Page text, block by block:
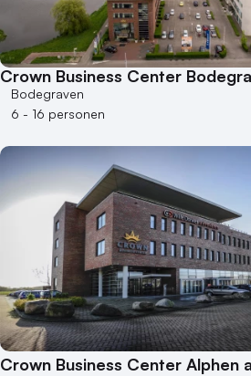
Crown Business Center
Bodegraven
6 - 16 personen
Crown Business Center Alphen